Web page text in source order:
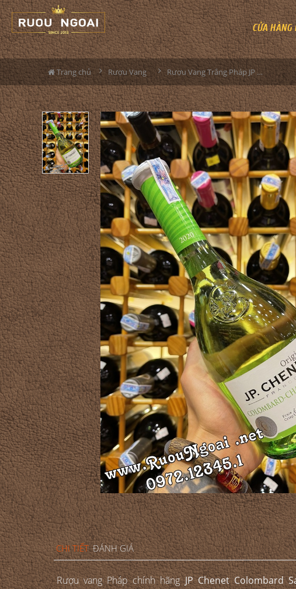
CỬA HÀNG
Trang chủ Rượu Vang Rượu Vang Trắng Pháp JP Chenet Colombard Chardonnay
CHI TIẾT ĐÁNH GIÁ
Rượu vang Pháp chính hãngJP Chenet Colombard